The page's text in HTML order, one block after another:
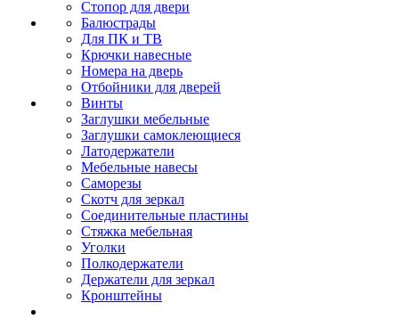
Стопор для двери
Балюстрады
Для ПК и ТВ
Крючки навесные
Номера на дверь
Отбойники для дверей
Винты
Заглушки мебельные
Заглушки самоклеющиеся
Латодержатели
Мебельные навесы
Саморезы
Скотч для зеркал
Соединительные пластины
Стяжка мебельная
Уголки
Полкодержатели
Держатели для зеркал
Кронштейны